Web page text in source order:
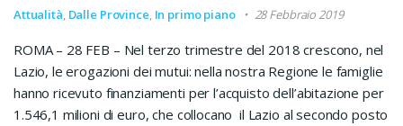
Attualità, Dalle Province, In primo piano 28 Febbraio 2019
ROMA – 28 FEB – Nel terzo trimestre del 2018 crescono, nel
Lazio, le erogazioni dei mutui: nella nostra Regione le famiglie
hanno ricevuto finanziamenti per l’acquisto dell’abitazione per
1.546,1 milioni di euro, che collocano il Lazio al secondo posto